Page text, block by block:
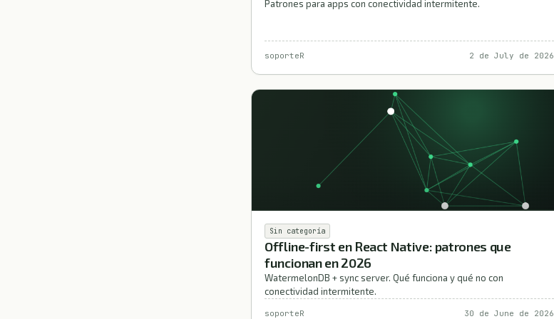
Patrones para apps con conectividad intermitente.
soporteR 2 de July de 2026
Sin categoría
Offline-first en React Native: patrones que
funcionan en 2026
WatermelonDB + sync server. Qué funciona y qué no con
conectividad intermitente.
soporteR 30 de June de 2026